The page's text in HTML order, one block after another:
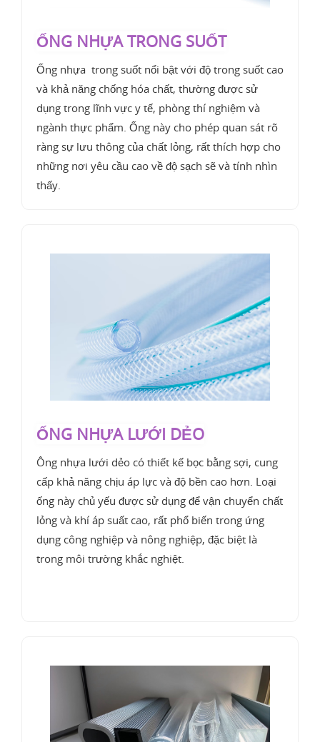
ỐNG NHỰA TRONG SUỐT
Ống nhựa trong suốt nổi bật với độ trong suốt cao
và khả năng chống hóa chất, thường được sử
dụng trong lĩnh vực y tế, phòng thí nghiệm và
ngành thực phẩm. Ống này cho phép quan sát rõ
ràng sự lưu thông của chất lỏng, rất thích hợp cho
những nơi yêu cầu cao về độ sạch sẽ và tính nhìn
thấy.
ỐNG NHỰA LƯỚI DẺO
Ông nhựa lưới dẻo có thiết kế bọc bằng sợi, cung
cấp khả năng chịu áp lực và độ bền cao hơn. Loại
ống này chủ yếu được sử dụng để vận chuyển chất
lỏng và khí áp suất cao, rất phổ biến trong ứng
dụng công nghiệp và nông nghiệp, đặc biệt là
trong môi trường khắc nghiệt.